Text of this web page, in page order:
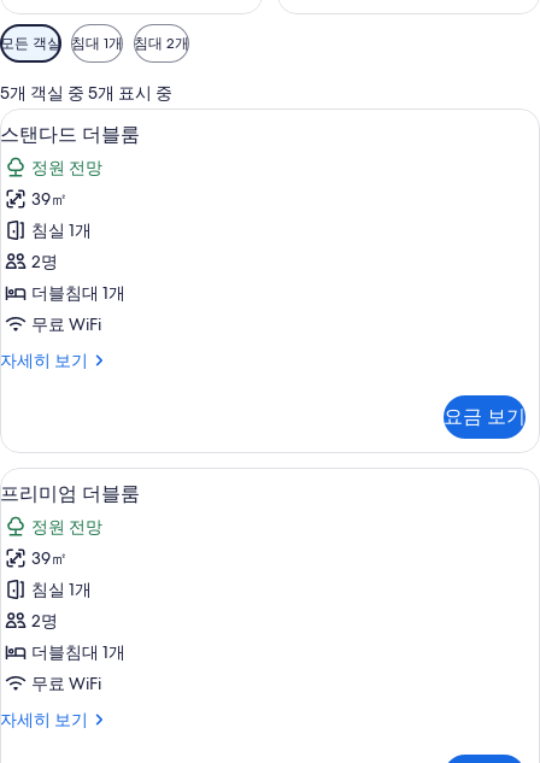
객
실
에
사
용
가
능
한
필
터
모든 객실 침대 1개 침대 2개
5개 객실 중 5개 표시 중
스
탠
다
드
더
블
룸
진
두
보
기
스탠다드 더블룸 | 고급 침구, 오리/거
7
스탠다드 더블룸
정원 전망
39㎡
침실 1개
2명
더블침대 1개
무료 WiFi
자세히 보기
스
더
블
룸
자
세
히
보
기
요금 보기
프
리
미
엄
더
블
룸
진
프리미엄 더블룸 | 고급 침구, 오리/거
6
프리미엄 더블룸
정원 전망
39㎡
침실 1개
2명
더블침대 1개
무료 WiFi
자세히 보기
프